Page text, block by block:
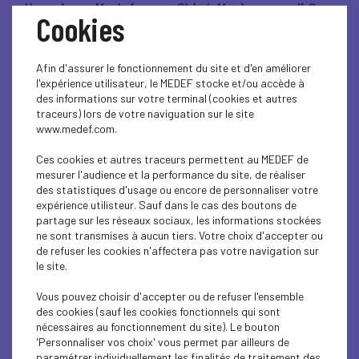
Un soir au Medef, avec Chloé Morin - mardi 9
décembre 2025
Lire l'article
VIE DU MEDEF
Penser l'entreprise de demain - mardi 25
novembre 2025
Lire l'article
ÉCONOMIE
Cookies
Afin d'assurer le fonctionnement du site et d'en améliorer
l'expérience utilisateur, le MEDEF stocke et/ou accède à
des informations sur votre terminal (cookies et autres
traceurs) lors de votre naviguation sur le site
www.medef.com.
Ces cookies et autres traceurs permettent au MEDEF de
mesurer l'audience et la performance du site, de réaliser
des statistiques d'usage ou encore de personnaliser votre
expérience utilisteur. Sauf dans le cas des boutons de
partage sur les réseaux sociaux, les informations stockées
ne sont transmises à aucun tiers. Votre choix d'accepter ou
de refuser les cookies n'affectera pas votre navigation sur
le site.
Vous pouvez choisir d'accepter ou de refuser l'ensemble
des cookies (sauf les cookies fonctionnels qui sont
nécessaires au fonctionnement du site). Le bouton
'Personnaliser vos choix' vous permet par ailleurs de